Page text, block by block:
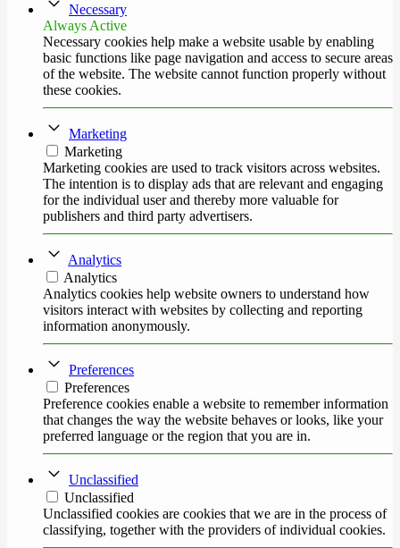
Necessary
Always Active
Necessary cookies help make a website usable by enabling
basic functions like page navigation and access to secure areas
of the website. The website cannot function properly without
these cookies.
Marketing
Marketing
Marketing cookies are used to track visitors across websites.
The intention is to display ads that are relevant and engaging
for the individual user and thereby more valuable for
publishers and third party advertisers.
Analytics
Analytics
Analytics cookies help website owners to understand how
visitors interact with websites by collecting and reporting
information anonymously.
Preferences
Preferences
Preference cookies enable a website to remember information
that changes the way the website behaves or looks, like your
preferred language or the region that you are in.
Unclassified
Unclassified
Unclassified cookies are cookies that we are in the process of
classifying, together with the providers of individual cookies.